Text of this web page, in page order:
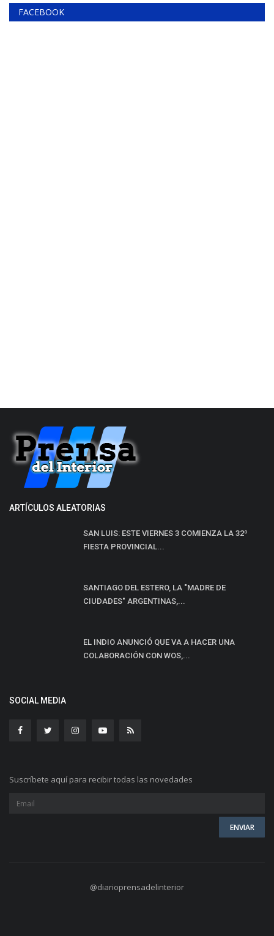
FACEBOOK
ARTÍCULOS ALEATORIAS
SAN LUIS: ESTE VIERNES 3 COMIENZA LA 32º
FIESTA PROVINCIAL...
SANTIAGO DEL ESTERO, LA "MADRE DE
CIUDADES" ARGENTINAS,...
EL INDIO ANUNCIÓ QUE VA A HACER UNA
COLABORACIÓN CON WOS,...
SOCIAL MEDIA
Suscríbete aquí para recibir todas las novedades
@diarioprensadelinterior